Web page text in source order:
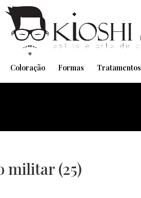
Coloração Formas Tratamentos
militar (25)
Pensando em transformar
Agende pelo